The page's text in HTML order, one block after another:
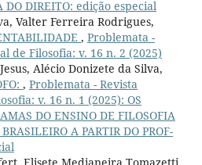
DO DIREITO: edição especial
Valter Ferreira Rodrigues,
, Problemata -
de Filosofia: v. 16 n. 2 (2025)
Alécio Donizete da Silva,
, Problemata - Revista
v. 16 n. 1 (2025): OS
DO ENSINO DE FILOSOFIA
A PARTIR DO PROF-